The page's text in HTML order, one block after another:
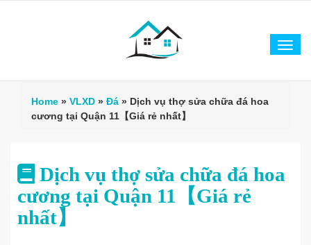
Home » VLXD » Đá » Dịch vụ thợ sửa chữa đá hoa
cương tại Quận 11【Giá rẻ nhất】
Dịch vụ thợ sửa chữa đá hoa
cương tại Quận 11【Giá rẻ
nhất】